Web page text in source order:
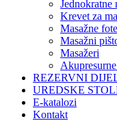
Jednokratne
Krevet za
Masažne
Masažni
Masažeri
REZERVNI
UREDSKE
E-katalozi
Kontakt